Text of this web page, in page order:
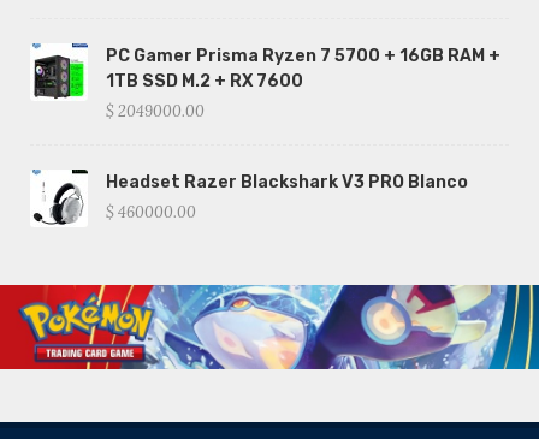
PC Gamer Prisma Ryzen 7 5700 + 16GB RAM +
1TB SSD M.2 + RX 7600
$ 2049000.00
Headset Razer Blackshark V3 PRO Blanco
$ 460000.00